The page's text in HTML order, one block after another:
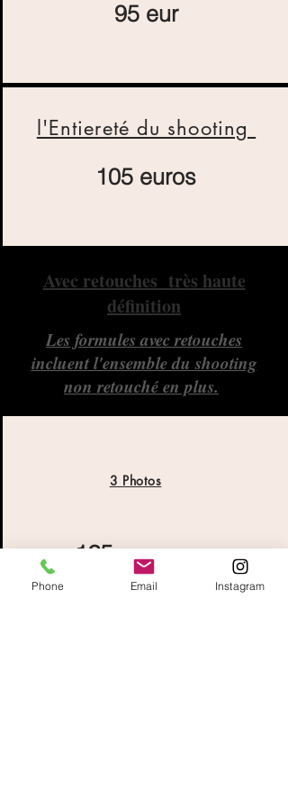
95 eur
l'Entiereté du shooting
105 euros
Avec retouches très haute
définition
Les formules avec retouches
incluent l'ensemble du shooting
non retouché en plus.
3 Photos
125 euros
Phone Email Instagram